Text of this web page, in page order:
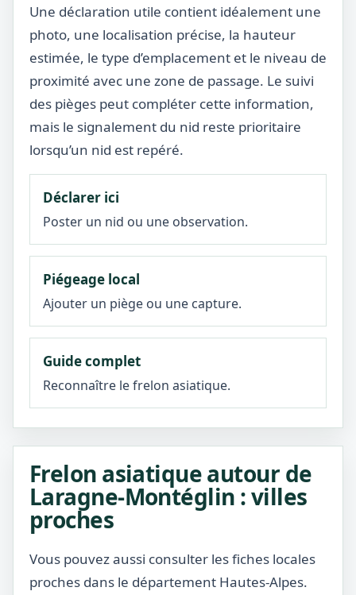
Une déclaration utile contient idéalement une
photo, une localisation précise, la hauteur
estimée, le type d’emplacement et le niveau de
proximité avec une zone de passage. Le suivi
des pièges peut compléter cette information,
mais le signalement du nid reste prioritaire
lorsqu’un nid est repéré.
Déclarer ici
Poster un nid ou une observation.
Piégeage local
Ajouter un piège ou une capture.
Guide complet
Reconnaître le frelon asiatique.
Frelon asiatique autour de
Laragne-Montéglin : villes
proches
Vous pouvez aussi consulter les fiches locales
proches dans le département Hautes-Alpes.